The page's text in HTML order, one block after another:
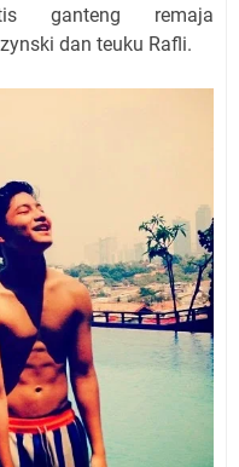
ganteng remaja
dan teuku Rafli.